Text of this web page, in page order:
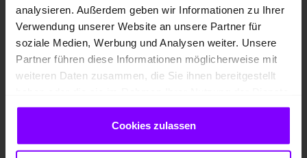
analysieren. Außerdem geben wir Informationen zu Ihrer
Verwendung unserer Website an unsere Partner für
soziale Medien, Werbung und Analysen weiter. Unsere
Partner führen diese Informationen möglicherweise mit
weiteren Daten zusammen, die Sie ihnen bereitgestellt
gesammelt haben.
Cookies zulassen